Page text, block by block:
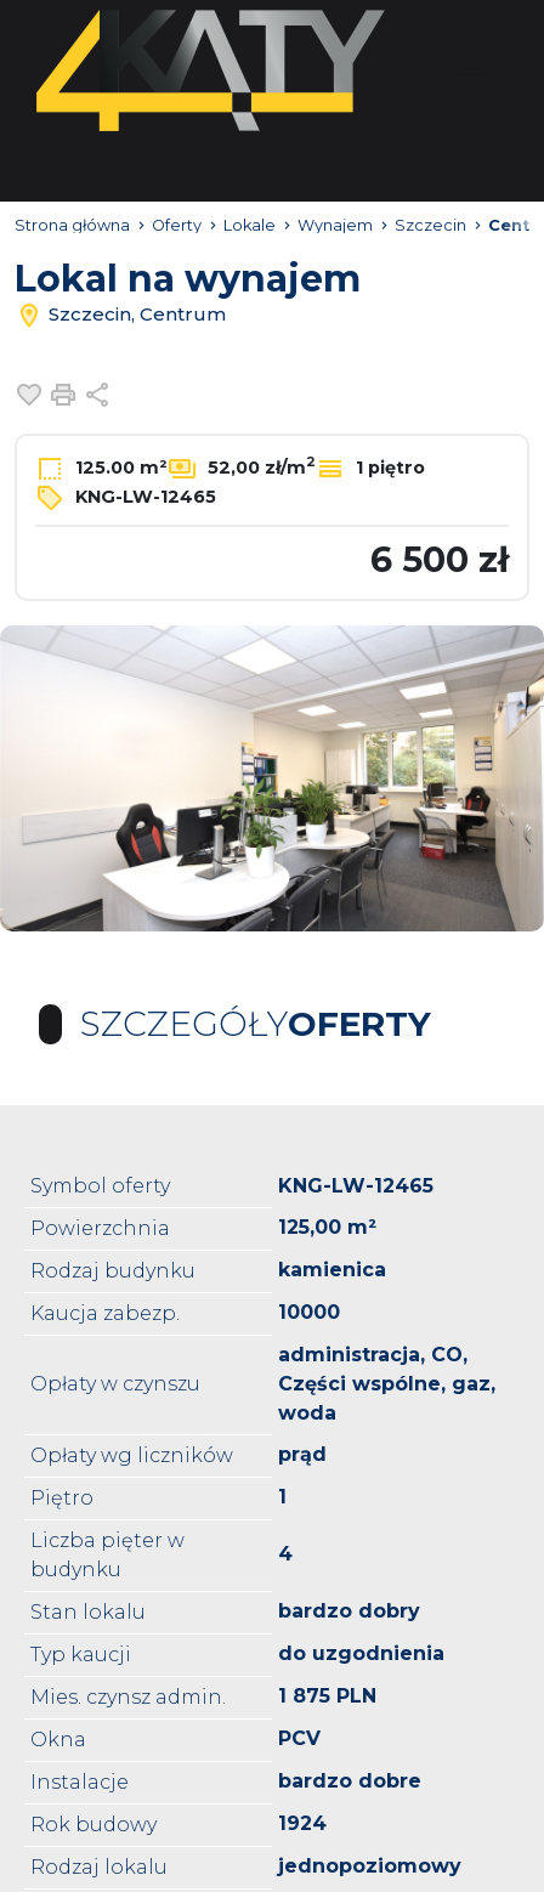
Strona główna Oferty Lokale Wynajem Szczecin
Lokal na wynajem
Szczecin, Centrum
Dodaj do ulubionych
Drukuj
125.00 m² 52,00 zł/m2
1 piętro
KNG-LW-12465
6 500 zł
SZCZEGÓŁYOFERTY
Symbol oferty
KNG-LW-12465
Powierzchnia
125,00 m²
Rodzaj budynku
kamienica
Kaucja zabezp.
10000
Opłaty w czynszu
administracja, CO,
Części wspólne, gaz,
woda
Opłaty wg liczników
prąd
Piętro
1
Liczba pięter w
budynku
4
Stan lokalu
bardzo dobry
Typ kaucji
do uzgodnienia
Mies. czynsz admin.
1 875 PLN
Okna
PCV
Instalacje
bardzo dobre
Rok budowy
1924
Rodzaj lokalu
jednopoziomowy